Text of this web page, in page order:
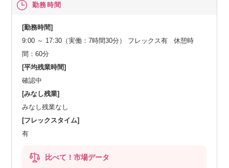
勤務時間
[勤務時間]
9:00 ～ 17:30（実働：7時間30分） フレックス有 休憩時
間：60分
[平均残業時間]
確認中
[みなし残業]
みなし残業なし
[フレックスタイム]
有
比べて！市場データ